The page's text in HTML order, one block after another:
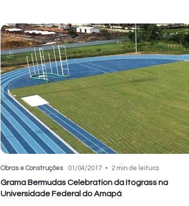
Obras e Construções 01/04/2017 2 min de leitura
Grama Bermudas Celebration da Itograss na
Universidade Federal do Amapá